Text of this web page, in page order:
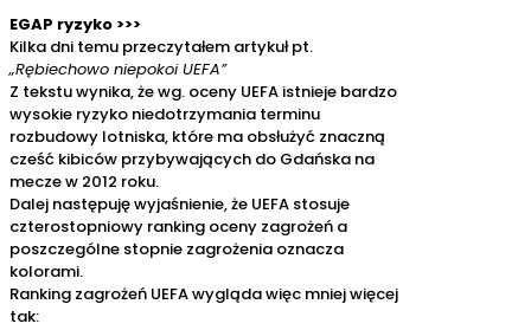
EGAP ryzyko >>>
Kilka dni temu przeczytałem artykuł pt.
„Rębiechowo niepokoi UEFA”
Z tekstu wynika, że wg. oceny UEFA istnieje bardzo
wysokie ryzyko niedotrzymania terminu
rozbudowy lotniska, które ma obsłużyć znaczną
cześć kibiców przybywających do Gdańska na
mecze w 2012 roku.
Dalej następuję wyjaśnienie, że UEFA stosuje
czterostopniowy ranking oceny zagrożeń a
poszczególne stopnie zagrożenia oznacza
kolorami.
Ranking zagrożeń UEFA wygląda więc mniej więcej
tak: